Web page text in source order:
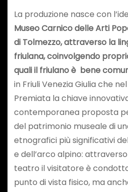
La produzione nasce con
Museo Carnico delle Arti
di Tolmezzo, attraverso la
friulana, coinvolgendo
quali il friulano è bene
in Friuli Venezia Giulia che
Premiata la chiave
contemporanea proposta
del patrimonio museale di
etnografici più significativi
e dell’arco alpino:
teatro il visitatore è
punto di vista fisico, ma